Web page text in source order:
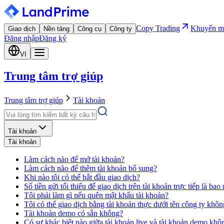
Giao dịch Nền tảng Công cụ Công ty Copy Trading
Khuyến
Đăng nhậpĐăng ký
VI
Trung tâm trợ giúp
Trung tâm trợ giúp Tài khoản
Tài khoản
Tài khoản
Làm cách nào để mở tài khoản?
Làm cách nào để thêm tài khoản bổ sung?
Khi nào tôi có thể bắt đầu giao dịch?
Số tiền gửi tối thiểu để giao dịch trên tài khoản trực tiếp là bao
Tôi phải làm gì nếu quên mật khẩu tài khoản?
Tôi có thể giao dịch bằng tài khoản thực dưới tên công ty
Tài khoản demo có sẵn không?
Có sự khác biệt nào giữa tài khoản live và tài khoản demo